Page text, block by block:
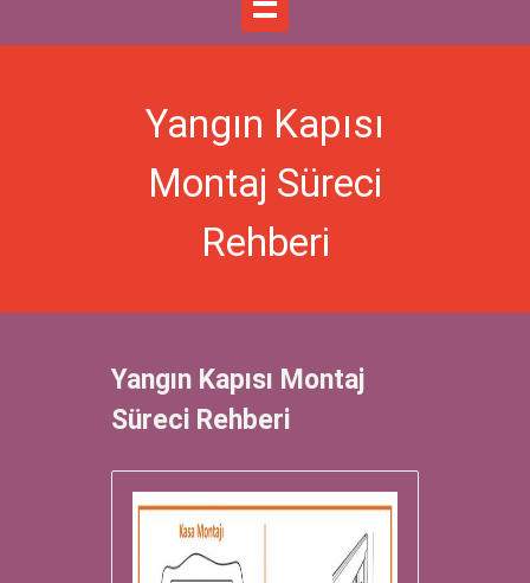
Yangın Kapısı
Montaj Süreci
Rehberi
Yangın Kapısı Montaj
Süreci Rehberi